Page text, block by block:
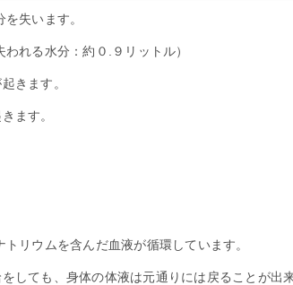
失います。
れる水分：約０.９リットル）
きます。
ます。
リウムを含んだ血液が循環しています。
しても、身体の体液は元通りには戻ることが出来